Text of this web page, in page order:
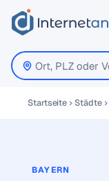
Startseite Städte
BAYERN